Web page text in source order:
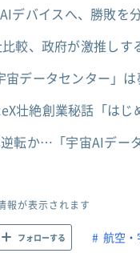
バイスへ、勝敗を
較、政府が激推し
データセンター」
壮絶創業秘話「はじ
転か…「宇宙AIデー
報が表示されます
フォローする 航空・